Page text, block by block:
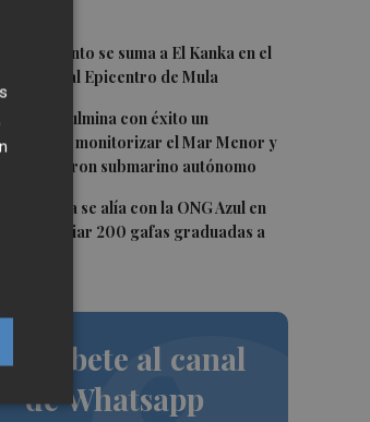
Escarmiento se suma a El Kanka en el
festival Epicentro de Mula
culmina con éxito un
para monitorizar el Mar Menor y
un dron submarino autónomo
de Murcia se alía con la ONG Azul en
para enviar 200 gafas graduadas a
al canal
de Whatsapp